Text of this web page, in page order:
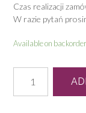
Czas realizacji
W razie pytań
Available on backorder
0044
quantity